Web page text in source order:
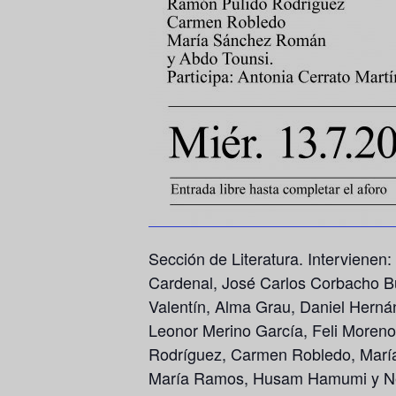
Sección de Literatura.
Cardenal, José Carlos Corbacho
Valentín, Alma Grau, Daniel
Leonor Merino García, Feli
Rodríguez, Carmen Robledo,
María Ramos, Husam Hamumi y